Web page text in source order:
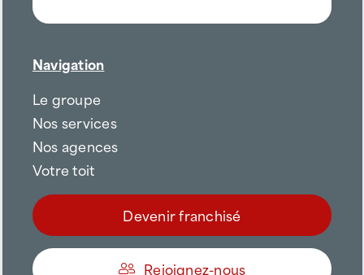
Navigation
Le groupe
Nos services
Nos agences
Votre toit
Devenir franchisé
Rejoignez-nous